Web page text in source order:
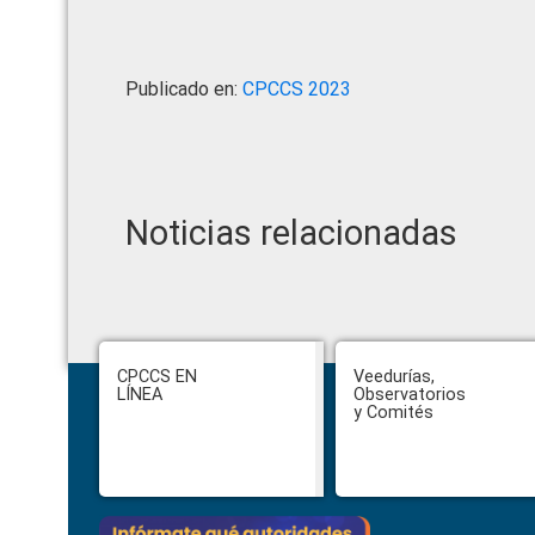
Publicado en: CPCCS 2023
Noticias relacionadas
Footer
CPCCS EN
LÍNEA
Veedurías,
Observatorios
y Comités